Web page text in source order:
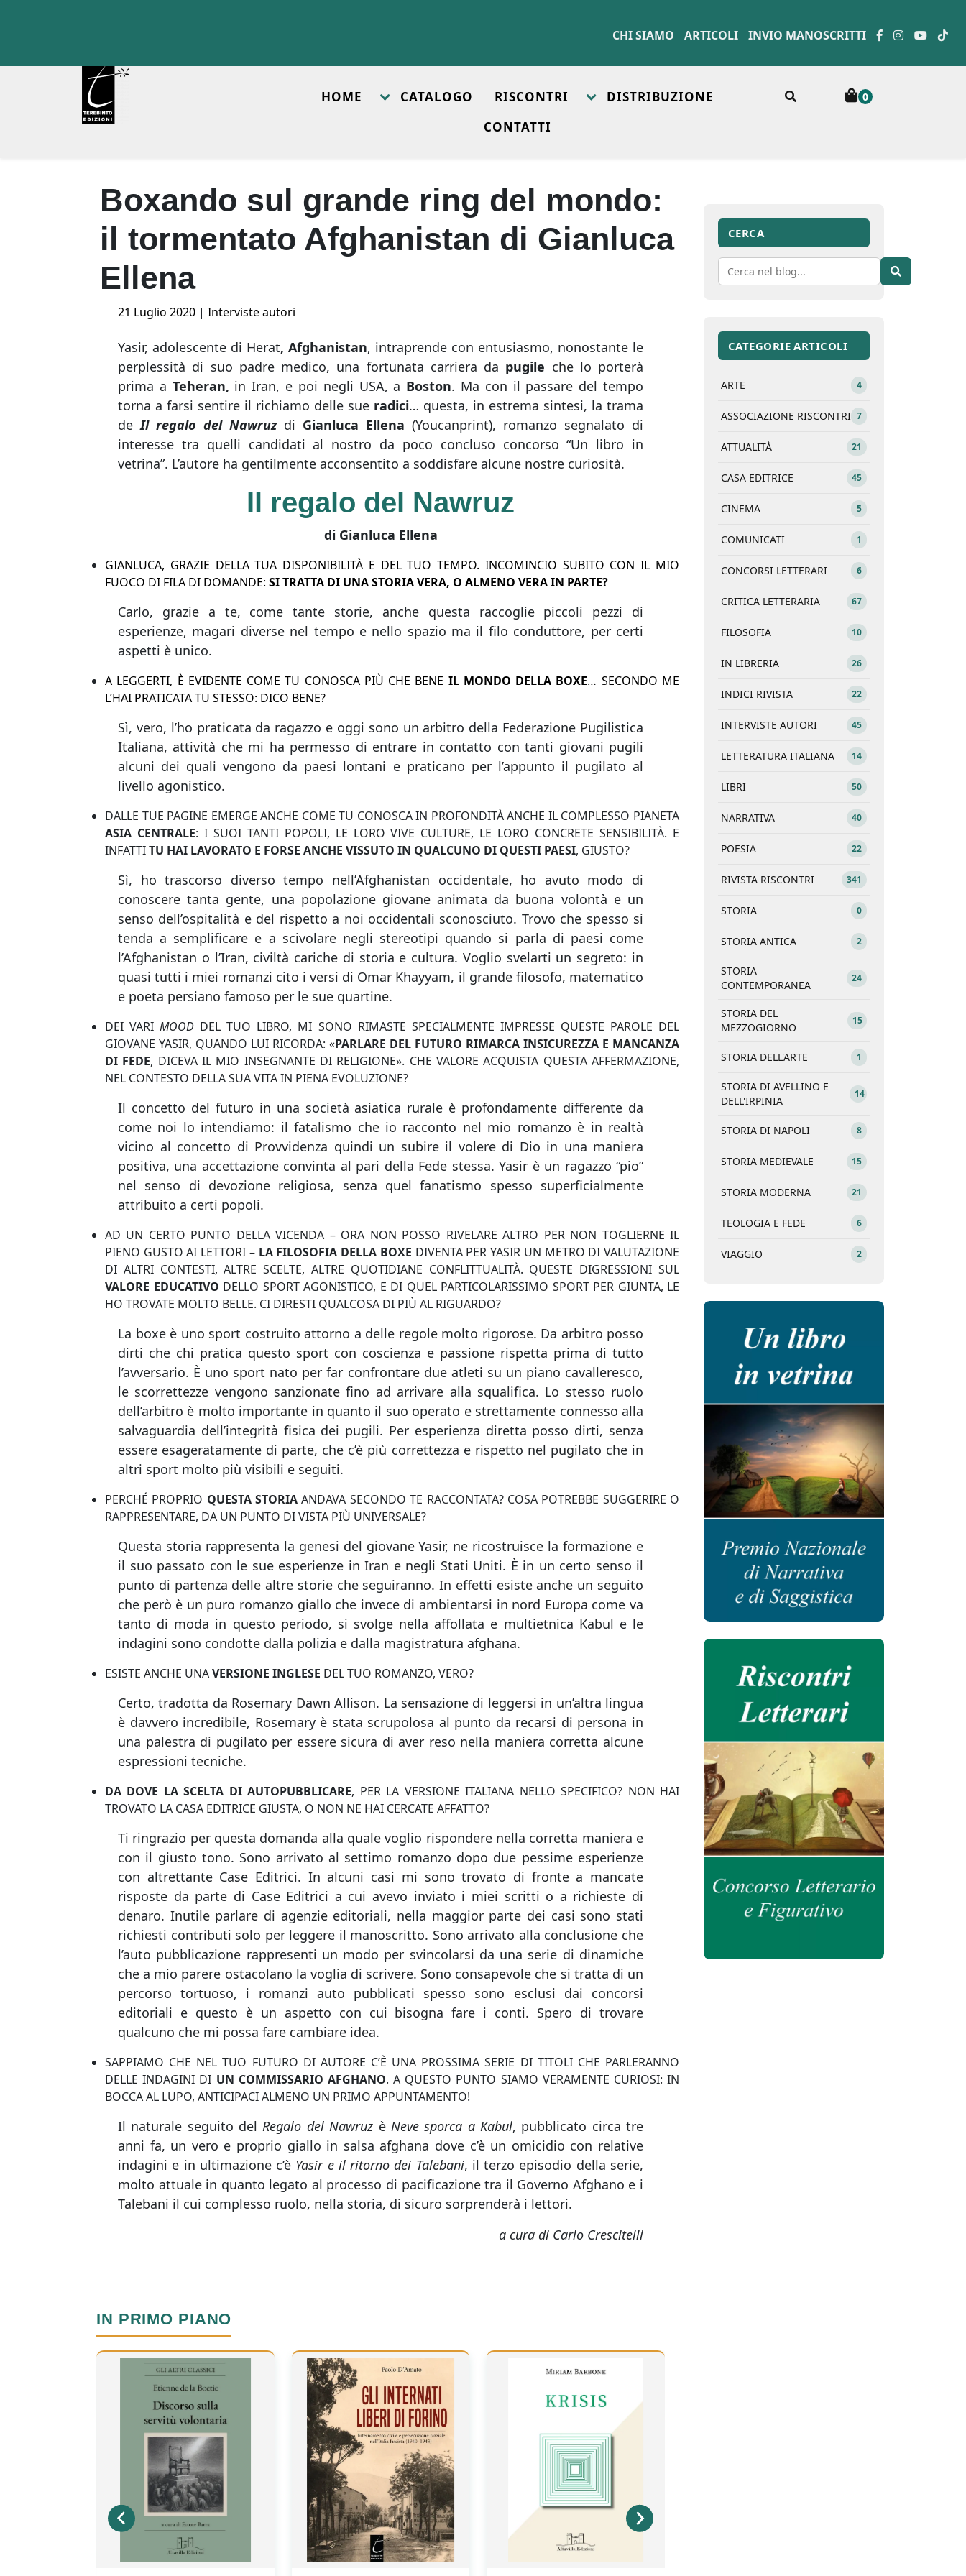
CHI SIAMO ARTICOLI INVIO MANOSCRITTI
HOME CATALOGO RISCONTRI
DISTRIBUZIONE
CONTATTI
0
Boxando sul grande ring del mondo:
il tormentato Afghanistan di Gianluca
Ellena
Posted
21 Luglio 2020 | Interviste autori
Yasir, adolescente di Herat, Afghanistan, intraprende con entusiasmo, nonostante le
perplessità di suo padre medico, una fortunata carriera da pugile che lo porterà
prima a Teheran, in Iran, e poi negli USA, a Boston. Ma con il passare del tempo
torna a farsi sentire il richiamo delle sue radici… questa, in estrema sintesi, la trama
deIl regalo del Nawruz di Gianluca Ellena (Youcanprint), romanzo segnalato di
interesse tra quelli candidati al nostro da poco concluso concorso “Un libro in
vetrina”. L’autore ha gentilmente acconsentito a soddisfare alcune nostre curiosità.
Il regalo del Nawruz
di Gianluca Ellena
GIANLUCA, GRAZIE DELLA TUA DISPONIBILITÀ E DEL TUO TEMPO. INCOMINCIO SUBITO CON IL MIO
FUOCO DI FILA DI DOMANDE: SI TRATTA DI UNA STORIA VERA, O ALMENO VERA IN PARTE?
Carlo, grazie a te, come tante storie, anche questa raccoglie piccoli pezzi di
esperienze, magari diverse nel tempo e nello spazio ma il filo conduttore, per certi
aspetti è unico.
A LEGGERTI, È EVIDENTE COME TU CONOSCA PIÙ CHE BENE IL MONDO DELLA BOXE… SECONDO ME
L’HAI PRATICATA TU STESSO: DICO BENE?
Sì, vero, l’ho praticata da ragazzo e oggi sono un arbitro della Federazione Pugilistica
Italiana, attività che mi ha permesso di entrare in contatto con tanti giovani pugili
alcuni dei quali vengono da paesi lontani e praticano per l’appunto il pugilato al
livello agonistico.
DALLE TUE PAGINE EMERGE ANCHE COME TU CONOSCA IN PROFONDITÀ ANCHE IL COMPLESSO PIANETA
ASIA CENTRALE: I SUOI TANTI POPOLI, LE LORO VIVE CULTURE, LE LORO CONCRETE SENSIBILITÀ. E
INFATTITU HAI LAVORATO E FORSE ANCHE VISSUTO IN QUALCUNO DI QUESTI PAESI, GIUSTO?
Sì, ho trascorso diverso tempo nell’Afghanistan occidentale, ho avuto modo di
conoscere tanta gente, una popolazione giovane animata da buona volontà e un
senso dell’ospitalità e del rispetto a noi occidentali sconosciuto. Trovo che spesso si
tenda a semplificare e a scivolare negli stereotipi quando si parla di paesi come
l’Afghanistan o l’Iran, civiltà cariche di storia e cultura. Voglio svelarti un segreto: in
quasi tutti i miei romanzi cito i versi di Omar Khayyam, il grande filosofo, matematico
e poeta persiano famoso per le sue quartine.
DEI VARIMOOD DEL TUO LIBRO, MI SONO RIMASTE SPECIALMENTE IMPRESSE QUESTE PAROLE DEL
GIOVANE YASIR, QUANDO LUI RICORDA: «PARLARE DEL FUTURO RIMARCA INSICUREZZA E MANCANZA
DI FEDE, DICEVA IL MIO INSEGNANTE DI RELIGIONE». CHE VALORE ACQUISTA QUESTA AFFERMAZIONE,
NEL CONTESTO DELLA SUA VITA IN PIENA EVOLUZIONE?
Il concetto del futuro in una società asiatica rurale è profondamente differente da
come noi lo intendiamo: il fatalismo che io racconto nel mio romanzo è in realtà
vicino al concetto di Provvidenza quindi un subire il volere di Dio in una maniera
positiva, una accettazione convinta al pari della Fede stessa. Yasir è un ragazzo “pio”
nel senso di devozione religiosa, senza quel fanatismo spesso superficialmente
attribuito a certi popoli.
AD UN CERTO PUNTO DELLA VICENDA – ORA NON POSSO RIVELARE ALTRO PER NON TOGLIERNE IL
PIENO GUSTO AI LETTORI – LA FILOSOFIA DELLA BOXE DIVENTA PER YASIR UN METRO DI VALUTAZIONE
DI ALTRI CONTESTI, ALTRE SCELTE, ALTRE QUOTIDIANE CONFLITTUALITÀ. QUESTE DIGRESSIONI SUL
VALORE EDUCATIVO DELLO SPORT AGONISTICO, E DI QUEL PARTICOLARISSIMO SPORT PER GIUNTA, LE
HO TROVATE MOLTO BELLE. CI DIRESTI QUALCOSA DI PIÙ AL RIGUARDO?
La boxe è uno sport costruito attorno a delle regole molto rigorose. Da arbitro posso
dirti che chi pratica questo sport con coscienza e passione rispetta prima di tutto
l’avversario. È uno sport nato per far confrontare due atleti su un piano cavalleresco,
le scorrettezze vengono sanzionate fino ad arrivare alla squalifica. Lo stesso ruolo
dell’arbitro è molto importante in quanto il suo operato e strettamente connesso alla
salvaguardia dell’integrità fisica dei pugili. Per esperienza diretta posso dirti, senza
essere esageratamente di parte, che c’è più correttezza e rispetto nel pugilato che in
altri sport molto più visibili e seguiti.
PERCHÉ PROPRIO QUESTA STORIA ANDAVA SECONDO TE RACCONTATA? COSA POTREBBE SUGGERIRE O
RAPPRESENTARE, DA UN PUNTO DI VISTA PIÙ UNIVERSALE?
Questa storia rappresenta la genesi del giovane Yasir, ne ricostruisce la formazione e
il suo passato con le sue esperienze in Iran e negli Stati Uniti. È in un certo senso il
punto di partenza delle altre storie che seguiranno. In effetti esiste anche un seguito
che però è un puro romanzo giallo che invece di ambientarsi in nord Europa come va
tanto di moda in questo periodo, si svolge nella affollata e multietnica Kabul e le
indagini sono condotte dalla polizia e dalla magistratura afghana.
ESISTE ANCHE UNAVERSIONE INGLESE DEL TUO ROMANZO, VERO?
Certo, tradotta da Rosemary Dawn Allison. La sensazione di leggersi in un’altra lingua
è davvero incredibile, Rosemary è stata scrupolosa al punto da recarsi di persona in
una palestra di pugilato per essere sicura di aver reso nella maniera corretta alcune
espressioni tecniche.
DA DOVE LA SCELTA DI AUTOPUBBLICARE, PER LA VERSIONE ITALIANA NELLO SPECIFICO? NON HAI
TROVATO LA CASA EDITRICE GIUSTA, O NON NE HAI CERCATE AFFATTO?
Ti ringrazio per questa domanda alla quale voglio rispondere nella corretta maniera e
con il giusto tono. Sono arrivato al settimo romanzo dopo due pessime esperienze
con altrettante Case Editrici. In alcuni casi mi sono trovato di fronte a mancate
risposte da parte di Case Editrici a cui avevo inviato i miei scritti o a richieste di
denaro. Inutile parlare di agenzie editoriali, nella maggior parte dei casi sono stati
richiesti contributi solo per leggere il manoscritto. Sono arrivato alla conclusione che
l’auto pubblicazione rappresenti un modo per svincolarsi da una serie di dinamiche
che a mio parere ostacolano la voglia di scrivere. Sono consapevole che si tratta di un
percorso tortuoso, i romanzi auto pubblicati spesso sono esclusi dai concorsi
editoriali e questo è un aspetto con cui bisogna fare i conti. Spero di trovare
qualcuno che mi possa fare cambiare idea.
SAPPIAMO CHE NEL TUO FUTURO DI AUTORE C’È UNA PROSSIMA SERIE DI TITOLI CHE PARLERANNO
DELLE INDAGINI DI UN COMMISSARIO AFGHANO. A QUESTO PUNTO SIAMO VERAMENTE CURIOSI: IN
BOCCA AL LUPO, ANTICIPACI ALMENO UN PRIMO APPUNTAMENTO!
Il naturale seguito delRegalo del Nawruz è Neve sporca a Kabul, pubblicato circa tre
anni fa, un vero e proprio giallo in salsa afghana dove c’è un omicidio con relative
indagini e in ultimazione c’è Yasir e il ritorno dei Talebani, il terzo episodio della serie,
molto attuale in quanto legato al processo di pacificazione tra il Governo Afghano e i
Talebani il cui complesso ruolo, nella storia, di sicuro sorprenderà i lettori.
a cura di Carlo Crescitelli
IN PRIMO PIANO
CERCA
CATEGORIE ARTICOLI
ARTE 4
ASSOCIAZIONE RISCONTRI 7
ATTUALITÀ 21
CASA EDITRICE 45
CINEMA 5
COMUNICATI 1
CONCORSI LETTERARI 6
CRITICA LETTERARIA 67
FILOSOFIA 10
IN LIBRERIA 26
INDICI RIVISTA 22
INTERVISTE AUTORI 45
LETTERATURA ITALIANA 14
LIBRI 50
NARRATIVA 40
POESIA 22
RIVISTA RISCONTRI 341
STORIA 0
STORIA ANTICA 2
STORIA
CONTEMPORANEA
24
STORIA DEL
MEZZOGIORNO
15
STORIA DELL'ARTE 1
STORIA DI AVELLINO E
DELL'IRPINIA
14
STORIA DI NAPOLI 8
STORIA MEDIEVALE 15
STORIA MODERNA 21
TEOLOGIA E FEDE 6
VIAGGIO 2